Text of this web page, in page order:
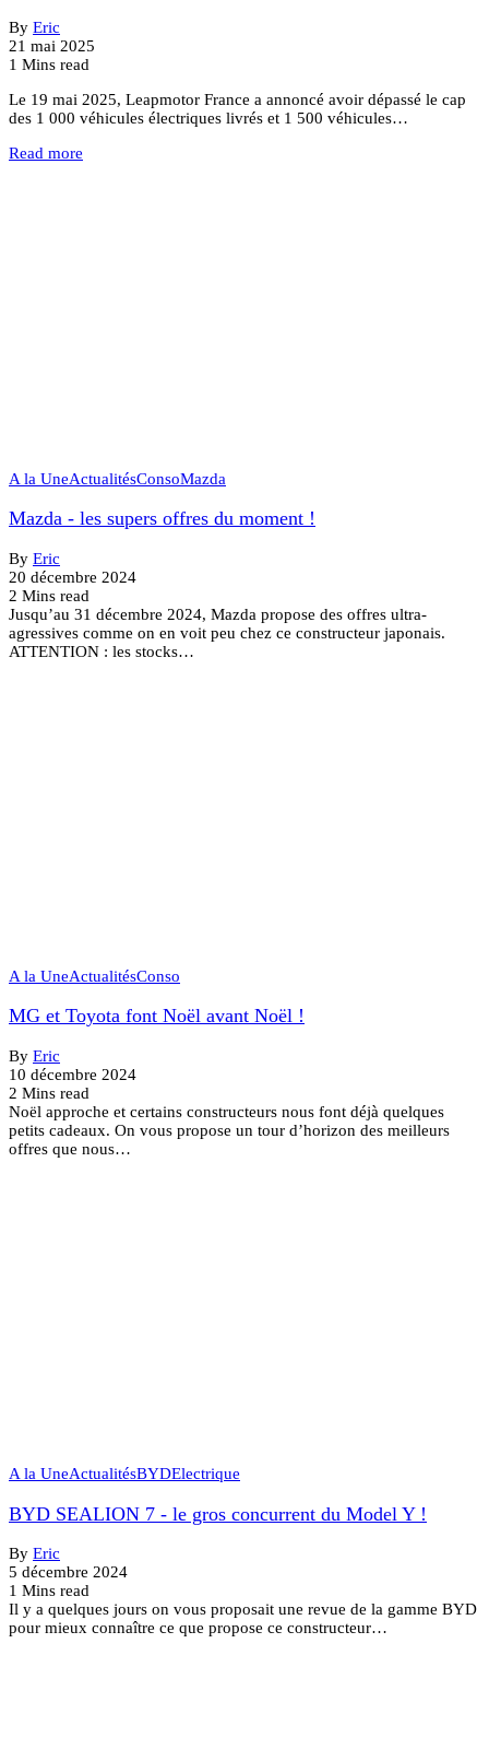
By Eric
21 mai 2025
1 Mins read
Le 19 mai 2025, Leapmotor France a annoncé avoir dépassé le cap
des 1 000 véhicules électriques livrés et 1 500 véhicules…
Read more
A la UneActualitésConsoMazda
Mazda - les supers offres du moment !
By Eric
20 décembre 2024
2 Mins read
Jusqu’au 31 décembre 2024, Mazda propose des offres ultra-
agressives comme on en voit peu chez ce constructeur japonais.
ATTENTION : les stocks…
A la UneActualitésConso
MG et Toyota font Noël avant Noël !
By Eric
10 décembre 2024
2 Mins read
Noël approche et certains constructeurs nous font déjà quelques
petits cadeaux. On vous propose un tour d’horizon des meilleurs
offres que nous…
A la UneActualitésBYDElectrique
BYD SEALION 7 - le gros concurrent du Model Y !
By Eric
5 décembre 2024
1 Mins read
Il y a quelques jours on vous proposait une revue de la gamme BYD
pour mieux connaître ce que propose ce constructeur…